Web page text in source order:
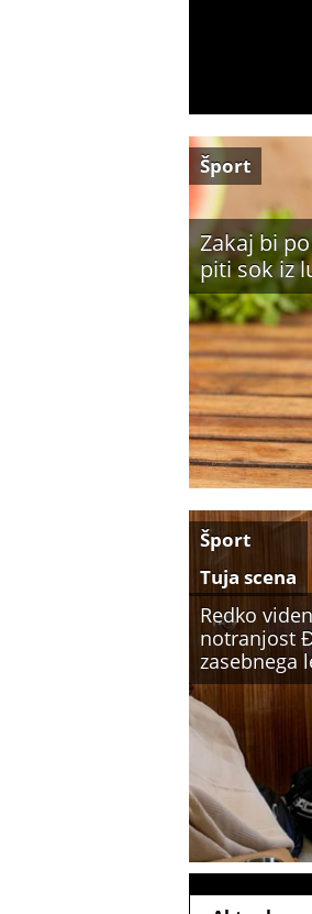
Zakaj bi
piti sok iz
Šport
Redko
notranjost
zasebnega
Šport
Tuja scena